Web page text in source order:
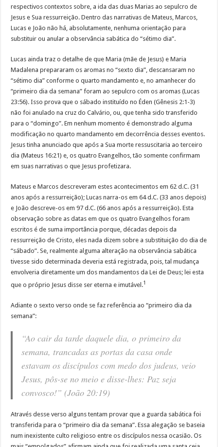
respectivos contextos sobre, a ida das duas Marias ao sepulcro de
Jesus e Sua ressurreição. Dentro das narrativas de Mateus, Marcos,
Lucas e João não há, absolutamente, nenhuma orientação para
substituir ou anular a observância sabática do “sétimo dia”.
Lucas ainda traz o detalhe de que Maria (mãe de Jesus) e Maria
Madalena prepararam os aromas no “sexto dia”, descansaram no
“sétimo dia” conforme o quarto mandamento e, no amanhecer do
“primeiro dia da semana” foram ao sepulcro com os aromas (Lucas
23:56). Isso prova que o sábado instituído no Éden (Gênesis 2:1-3)
não foi anulado na cruz do Calvário, ou, que tenha sido transferido
para o “domingo”. Em nenhum momento é demonstrado alguma
modificação no quarto mandamento em decorrência desses eventos.
Jesus tinha anunciado que após a Sua morte ressuscitaria ao terceiro
dia (Mateus 16:21) e, os quatro Evangelhos, tão somente confirmam
em suas narrativas o que Jesus profetizara.
Mateus e Marcos descreveram estes acontecimentos em 62 d.C. (31
anos após a ressurreição); Lucas narra-os em 64 d.C. (33 anos depois)
e João descreve-os em 97 d.C. (66 anos após a ressurreição). Esta
observação sobre as datas em que os quatro Evangelhos foram
escritos é de suma importância porque, décadas depois da
ressurreição de Cristo, eles nada dizem sobre a substituição do dia de
“sábado”. Se, realmente alguma alteração na observância sabática
tivesse sido determinada deveria está registrada, pois, tal mudança
envolveria diretamente um dos mandamentos da Lei de Deus; lei esta
que o próprio Jesus disse ser eterna e imutável.1
Adiante o sexto verso onde se faz referência ao “primeiro dia da
semana”:
“Ao cair da tarde daquele dia, o primeiro da
semana, trancadas as portas da casa onde
estavam os discípulos com medo dos judeus, veio
Jesus, pôs-se no meio e disse-lhes: Paz seja
convosco!” (João 20:19)
Através desse verso alguns tentam provar que a guarda sabática foi
transferida para o “primeiro dia da semana”. Essa alegação se baseia
num inexistente culto religioso entre os discípulos nessa ocasião. Os